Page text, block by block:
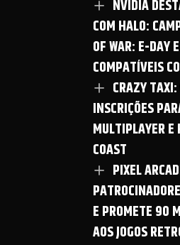
NVIDIA
COM HALO:
OF WAR: E-DAY
COMPATÍVEIS
CRAZY
INSCRIÇÕES
MULTIPLAYER E
COAST
PIXEL
E PROMETE 90
AOS JOGOS